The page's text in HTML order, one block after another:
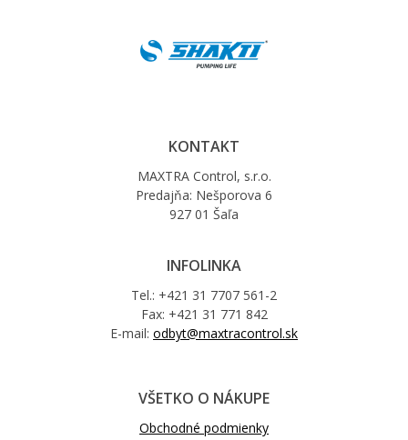
KONTAKT
MAXTRA Control, s.r.o.
Predajňa: Nešporova 6
927 01 Šaľa
INFOLINKA
Tel.: +421 31 7707 561-2
Fax: +421 31 771 842
E-mail: odbyt@maxtracontrol.sk
VŠETKO O NÁKUPE
Obchodné podmienky